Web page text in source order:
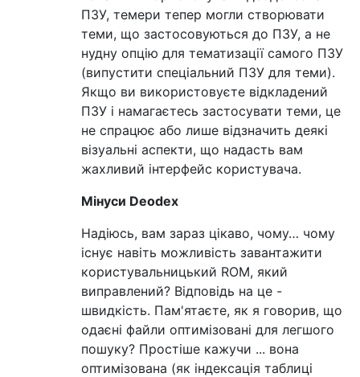
ПЗУ, темери тепер могли створювати
теми, що застосовуються до ПЗУ, а не
нудну опцію для тематизації самого ПЗУ
(випустити спеціальний ПЗУ для теми).
Якщо ви використовуєте відкладений
ПЗУ і намагаєтесь застосувати теми, це
не спрацює або лише відзначить деякі
візуальні аспекти, що надасть вам
жахливий інтерфейс користувача.
Мінуси Deodex
Надіюсь, вам зараз цікаво, чому… чому
існує навіть можливість завантажити
користувальницький ROM, який
виправлений? Відповідь на це -
швидкість. Пам'ятаєте, як я говорив, що
одаєні файли оптимізовані для легшого
пошуку? Простіше кажучи ... вона
оптимізована (як індексація таблиці